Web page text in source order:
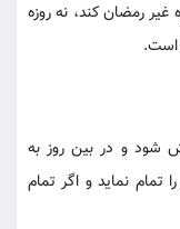
غير رمضان كند، نه روزه
است.
شود و در بين روز به
تمام نمايد و اگر تمام